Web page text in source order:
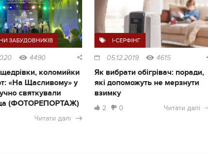
ЗАБУДОВНИКІВ
4490
коломийки
«На Щасливому» у
святкували
(ФОТОРЕПОРТАЖ)
Читати далі
I-СЕРФІНГ
05.12.2019 4615
Як вибрати обігрівач: поради,
які допоможуть не мерзнути
взимку
2 0 Читати далі